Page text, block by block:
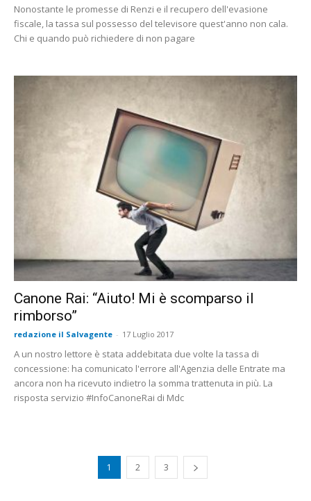
Nonostante le promesse di Renzi e il recupero dell'evasione
fiscale, la tassa sul possesso del televisore quest'anno non cala.
Chi e quando può richiedere di non pagare
Canone Rai: “Aiuto! Mi è scomparso il
rimborso”
redazione il Salvagente - 17 Luglio 2017
A un nostro lettore è stata addebitata due volte la tassa di
concessione: ha comunicato l'errore all'Agenzia delle Entrate ma
ancora non ha ricevuto indietro la somma trattenuta in più. La
risposta servizio #InfoCanoneRai di Mdc
1 2 3